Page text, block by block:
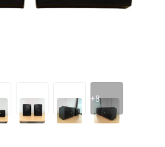
+8